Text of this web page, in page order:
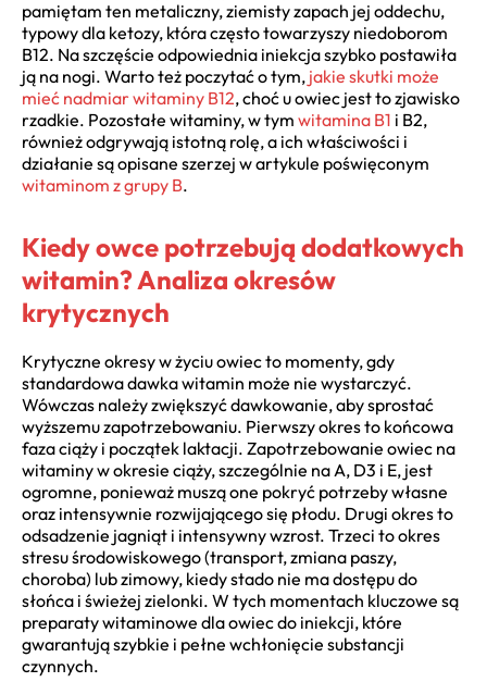
pamiętam ten metaliczny, ziemisty zapach jej oddechu,
typowy dla ketozy, która często towarzyszy niedoborom
B12. Na szczęście odpowiednia iniekcja szybko postawiła
ją na nogi. Warto też poczytać o tym, jakie skutki może
mieć nadmiar witaminy B12, choć u owiec jest to zjawisko
rzadkie. Pozostałe witaminy, w tym witamina B1 i B2,
również odgrywają istotną rolę, a ich właściwości i
działanie są opisane szerzej w artykule poświęconym
witaminom z grupy B.
Kiedy owce potrzebują dodatkowych
witamin? Analiza okresów
krytycznych
Krytyczne okresy w życiu owiec to momenty, gdy
standardowa dawka witamin może nie wystarczyć.
Wówczas należy zwiększyć dawkowanie, aby sprostać
wyższemu zapotrzebowaniu. Pierwszy okres to końcowa
faza ciąży i początek laktacji. Zapotrzebowanie owiec na
witaminy w okresie ciąży, szczególnie na A, D3 i E, jest
ogromne, ponieważ muszą one pokryć potrzeby własne
oraz intensywnie rozwijającego się płodu. Drugi okres to
odsadzenie jagniąt i intensywny wzrost. Trzeci to okres
stresu środowiskowego (transport, zmiana paszy,
choroba) lub zimowy, kiedy stado nie ma dostępu do
słońca i świeżej zielonki. W tych momentach kluczowe są
preparaty witaminowe dla owiec do iniekcji, które
gwarantują szybkie i pełne wchłonięcie substancji
czynnych.